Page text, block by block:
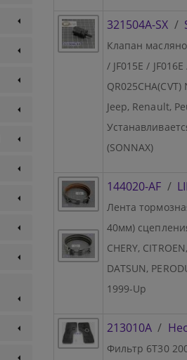
321504A-SX /
Клапан
/ JF015E /
Jeep, Renault,
(SONNAX)
144020-AF /
Лента
40мм)
CHERY,
DATSUN,
1999-Up
213010A /
Фильтр 6T30